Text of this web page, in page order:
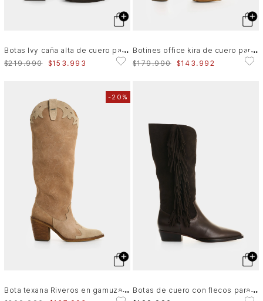
B
otas Ivy caña alta de cuero para mujer contraste
$219.990 $153 . 993
B
otines office kira de cuero para mujer mini taches
$179.990 $143 . 992
-20%
B
ota texana Riveros en gamuza para mujer caña alta B
otas de cuero con flecos para mujer Thani